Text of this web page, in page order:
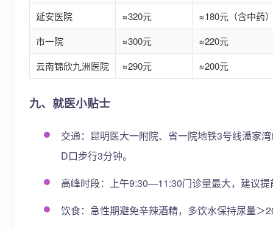
延安医院 ≈320元
≈180元（含中药
市一院
≈300元
≈220元
云南锦欣九洲医院
≈290元 ≈200元
九、就医小贴士
交通：昆明医大一附院、省一院地铁3号线潘家
D口步行3分钟。
高峰时段：上午9:30—11:30门诊量最大，建议
饮食：急性期避免辛辣酒精，多饮水保持尿量